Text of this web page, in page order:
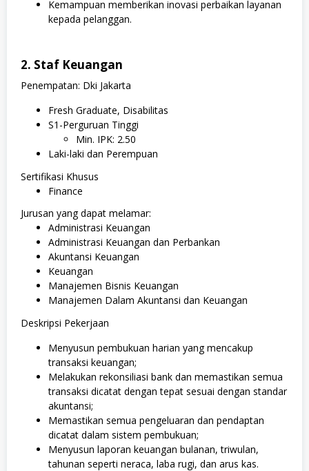
Kemampuan memberikan inovasi perbaikan layanan
kepada pelanggan.
2. Staf Keuangan
Penempatan: Dki Jakarta
Fresh Graduate, Disabilitas
S1-Perguruan Tinggi
Min. IPK: 2.50
Laki-laki dan Perempuan
Sertifikasi Khusus
Finance
Jurusan yang dapat melamar:
Administrasi Keuangan
Administrasi Keuangan dan Perbankan
Akuntansi Keuangan
Keuangan
Manajemen Bisnis Keuangan
Manajemen Dalam Akuntansi dan Keuangan
Deskripsi Pekerjaan
Menyusun pembukuan harian yang mencakup
transaksi keuangan;
Melakukan rekonsiliasi bank dan memastikan semua
transaksi dicatat dengan tepat sesuai dengan standar
akuntansi;
Memastikan semua pengeluaran dan pendaptan
dicatat dalam sistem pembukuan;
Menyusun laporan keuangan bulanan, triwulan,
tahunan seperti neraca, laba rugi, dan arus kas.